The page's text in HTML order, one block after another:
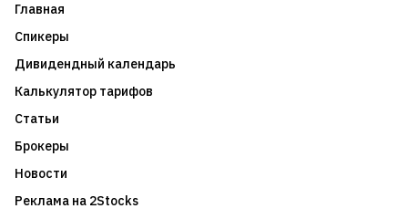
Главная
Спикеры
Дивидендный календарь
Калькулятор тарифов
Статьи
Брокеры
Новости
Реклама на 2Stocks